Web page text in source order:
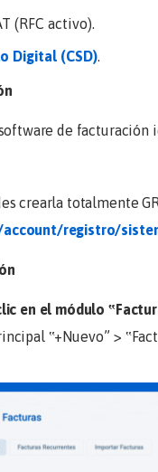
(RFC activo).
Digital (CSD).
de
crearla totalmente
registro/
en el módulo ‟
‟+Nuevo’’ > ‟